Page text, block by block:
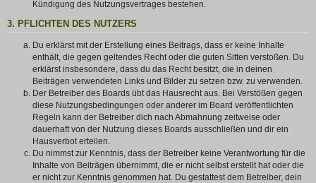
Kündigung des Nutzungsvertrages bestehen.
3. PFLICHTEN DES NUTZERS
Du erklärst mit der Erstellung eines Beitrags, dass er keine Inhalte
enthält, die gegen geltendes Recht oder die guten Sitten verstoßen. Du
erklärst insbesondere, dass du das Recht besitzt, die in deinen
Beiträgen verwendeten Links und Bilder zu setzen bzw. zu verwenden.
Der Betreiber des Boards übt das Hausrecht aus. Bei Verstößen gegen
diese Nutzungsbedingungen oder anderer im Board veröffentlichten
Regeln kann der Betreiber dich nach Abmahnung zeitweise oder
dauerhaft von der Nutzung dieses Boards ausschließen und dir ein
Hausverbot erteilen.
Du nimmst zur Kenntnis, dass der Betreiber keine Verantwortung für die
Inhalte von Beiträgen übernimmt, die er nicht selbst erstellt hat oder die
er nicht zur Kenntnis genommen hat. Du gestattest dem Betreiber, dein